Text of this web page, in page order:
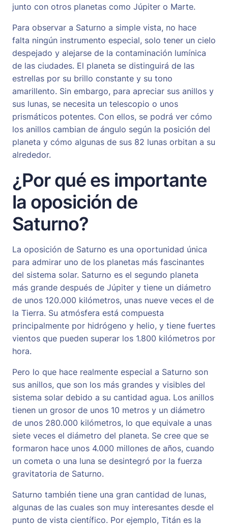
junto con otros planetas como Júpiter o Marte.
Para observar a Saturno a simple vista, no hace
falta ningún instrumento especial, solo tener un cielo
despejado y alejarse de la contaminación lumínica
de las ciudades. El planeta se distinguirá de las
estrellas por su brillo constante y su tono
amarillento. Sin embargo, para apreciar sus anillos y
sus lunas, se necesita un telescopio o unos
prismáticos potentes. Con ellos, se podrá ver cómo
los anillos cambian de ángulo según la posición del
planeta y cómo algunas de sus 82 lunas orbitan a su
alrededor.
¿Por qué es importante
la oposición de
Saturno?
La oposición de Saturno es una oportunidad única
para admirar uno de los planetas más fascinantes
del sistema solar. Saturno es el segundo planeta
más grande después de Júpiter y tiene un diámetro
de unos 120.000 kilómetros, unas nueve veces el de
la Tierra. Su atmósfera está compuesta
principalmente por hidrógeno y helio, y tiene fuertes
vientos que pueden superar los 1.800 kilómetros por
hora.
Pero lo que hace realmente especial a Saturno son
sus anillos, que son los más grandes y visibles del
sistema solar debido a su cantidad agua. Los anillos
tienen un grosor de unos 10 metros y un diámetro
de unos 280.000 kilómetros, lo que equivale a unas
siete veces el diámetro del planeta. Se cree que se
formaron hace unos 4.000 millones de años, cuando
un cometa o una luna se desintegró por la fuerza
gravitatoria de Saturno.
Saturno también tiene una gran cantidad de lunas,
algunas de las cuales son muy interesantes desde el
punto de vista científico. Por ejemplo, Titán es la